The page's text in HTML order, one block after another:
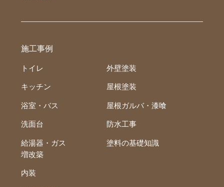
施工事例
トイレ
キッチン
浴室・バス
洗面台
給湯器・ガス
外壁塗装
屋根塗装
屋根ガルバ・漆喰
防水工事
塗料の基礎知識
増改築
内装